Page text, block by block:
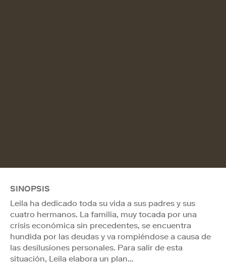
SINOPSIS
Leila ha dedicado toda su vida a sus padres y sus
cuatro hermanos. La familia, muy tocada por una
crisis económica sin precedentes, se encuentra
hundida por las deudas y va rompiéndose a causa de
las desilusiones personales. Para salir de esta
situación, Leila elabora un plan…